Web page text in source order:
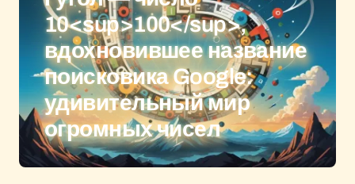
10<sup>100</sup>,
вдохновившее название
поисковика Google:
удивительный мир
огромных чисел